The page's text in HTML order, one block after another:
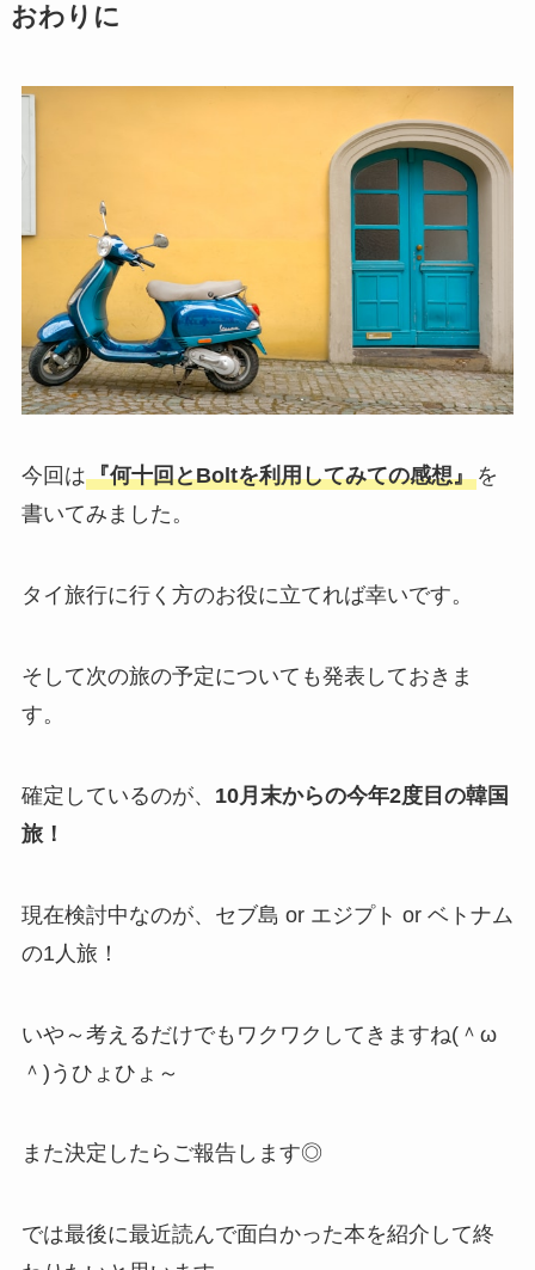
おわりに
今回は『何十回とBoltを利用してみての感想』を
書いてみました。
タイ旅行に行く方のお役に立てれば幸いです。
そして次の旅の予定についても発表しておきま
す。
確定しているのが、 10月末からの今年2度目の韓国
旅！
現在検討中なのが、セブ島 or エジプト or ベトナム
の1人旅！
いや～考えるだけでもワクワクしてきますね(＾ω
＾)うひょひょ～
また決定したらご報告します◎
では最後に最近読んで面白かった本を紹介して終